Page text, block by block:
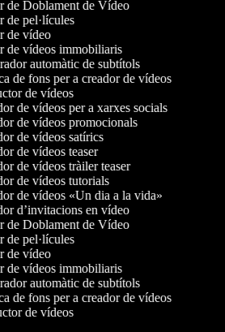
Doblament de Vídeo
pel·lícules
vídeo
vídeos immobiliaris
automàtic de subtítols
de fons per a creador de vídeos
de vídeos
de vídeos per a xarxes socials
de vídeos promocionals
de vídeos satírics
de vídeos teaser
de vídeos tràiler teaser
de vídeos tutorials
de vídeos «Un dia a la vida»
d’invitacions en vídeo
Doblament de Vídeo
pel·lícules
vídeo
vídeos immobiliaris
automàtic de subtítols
de fons per a creador de vídeos
de vídeos